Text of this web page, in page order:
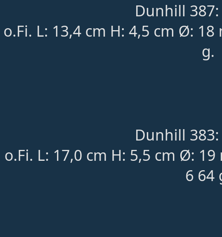
Dunhill
o.Fi. L: 13,4 cm H: 4,5 cm Ø:
g.
Dunhill
o.Fi. L: 17,0 cm H: 5,5 cm Ø:
6 64